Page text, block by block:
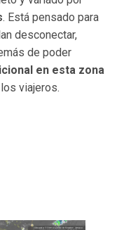
. Está pensado para
desconectar,
de poder
en esta zona
viajeros.